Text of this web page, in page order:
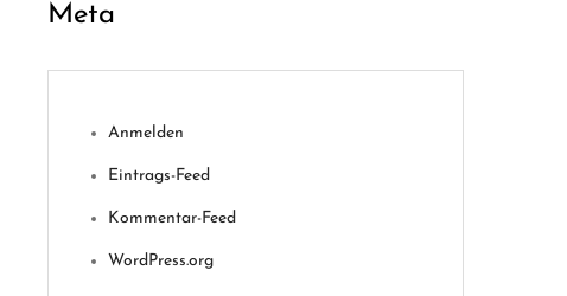
Meta
Anmelden
Eintrags-Feed
Kommentar-Feed
WordPress.org